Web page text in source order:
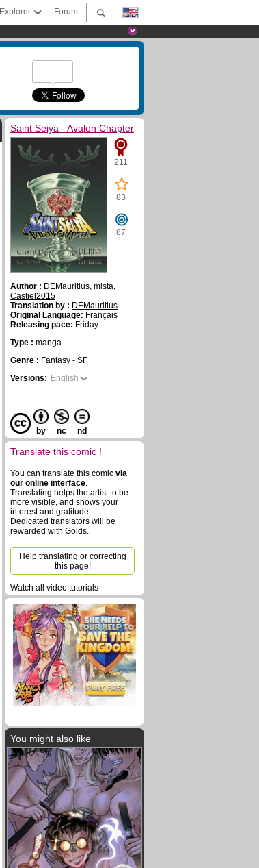
Forum
Explorer
Saint Seiya - Avalon Chapter
211
83
87
Author : DEMauritius, mista,
Castiel2015
Translation by : DEMauritius
Original Language: Français
Releasing pace: Friday
Type : manga
Genre : Fantasy - SF
Versions: English
by nc nd
Translate this comic !
You can translate this comic via
our online interface.
Translating helps the artist to be
more visible, and shows your
interest and gratitude.
Dedicated translators will be
rewarded with Golds.
Help translating or correcting
this page!
Watch all video tutorials
You might also like